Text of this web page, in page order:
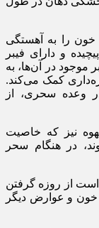
خون را به آهستگی
و دارای فیبر
موجود در آن‌ها، به
کمک می‌کند.
وعده سحری، از
نیز که خاصیت
در هنگام سحر
است از روزه گرفتن
خون و عوارض دیگر